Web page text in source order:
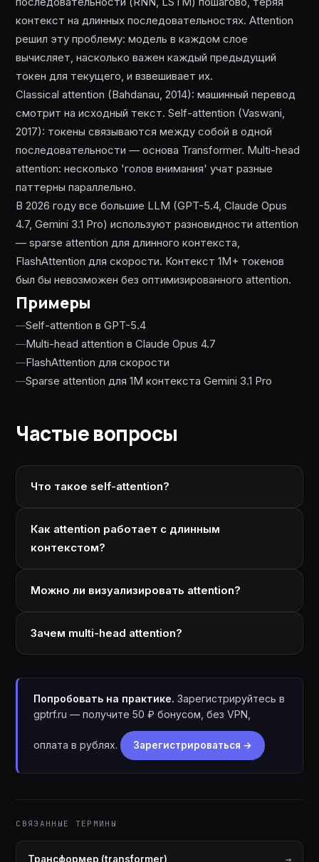
контекст на длинных последовательностях. Attention
решил эту проблему: модель в каждом слое
вычисляет, насколько важен каждый предыдущий
токен для текущего, и взвешивает их.
Classical attention (Bahdanau, 2014): машинный перевод
смотрит на исходный текст. Self-attention (Vaswani,
2017): токены связываются между собой в одной
последовательности — основа Transformer. Multi-head
attention: несколько 'голов внимания' учат разные
паттерны параллельно.
В 2026 году все большие LLM (GPT-5.4, Claude Opus
4.7, Gemini 3.1 Pro) используют разновидности attention
— sparse attention для длинного контекста,
FlashAttention для скорости. Контекст 1M+ токенов
был бы невозможен без оптимизированного attention.
Примеры
Self-attention в GPT-5.4
Multi-head attention в Claude Opus 4.7
FlashAttention для скорости
Sparse attention для 1M контекста Gemini 3.1 Pro
Частые вопросы
Что такое self-attention?
Как attention работает с длинным
контекстом?
Можно ли визуализировать attention?
Зачем multi-head attention?
Попробовать на практике. Зарегистрируйтесь в
gptrf.ru — получите 50 ₽ бонусом, без VPN,
оплата в рублях. Зарегистрироваться →
СВЯЗАННЫЕ ТЕРМИНЫ
Трансформер (transformer)